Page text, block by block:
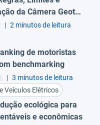
da Câmera Geotab
| 2 minutos de leitura
de motoristas
benchmarking
| 3 minutos de leitura
Veículos Elétricos
ecológica para
e econômicas